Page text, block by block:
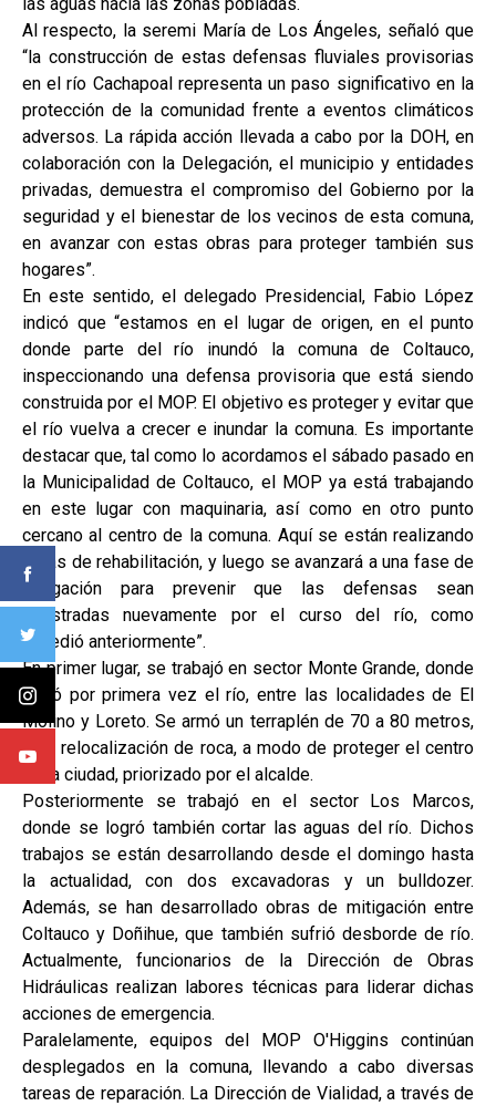
Al respecto, la seremi María de Los Ángeles, señaló que
“la construcción de estas defensas fluviales provisorias
en el río Cachapoal representa un paso significativo en la
protección de la comunidad frente a eventos climáticos
adversos. La rápida acción llevada a cabo por la DOH, en
colaboración con la Delegación, el municipio y entidades
privadas, demuestra el compromiso del Gobierno por la
seguridad y el bienestar de los vecinos de esta comuna,
en avanzar con estas obras para proteger también sus
hogares”.
En este sentido, el delegado Presidencial, Fabio López
indicó que “estamos en el lugar de origen, en el punto
donde parte del río inundó la comuna de Coltauco,
inspeccionando una defensa provisoria que está siendo
construida por el MOP. El objetivo es proteger y evitar que
el río vuelva a crecer e inundar la comuna. Es importante
destacar que, tal como lo acordamos el sábado pasado en
la Municipalidad de Coltauco, el MOP ya está trabajando
en este lugar con maquinaria, así como en otro punto
cercano al centro de la comuna. Aquí se están realizando
obras de rehabilitación, y luego se avanzará a una fase de
mitigación para prevenir que las defensas sean
arrastradas nuevamente por el curso del río, como
sucedió anteriormente”.
En primer lugar, se trabajó en sector Monte Grande, donde
entró por primera vez el río, entre las localidades de El
Molino y Loreto. Se armó un terraplén de 70 a 80 metros,
para relocalización de roca, a modo de proteger el centro
de la ciudad, priorizado por el alcalde.
Posteriormente se trabajó en el sector Los Marcos,
donde se logró también cortar las aguas del río. Dichos
trabajos se están desarrollando desde el domingo hasta
la actualidad, con dos excavadoras y un bulldozer.
Además, se han desarrollado obras de mitigación entre
Coltauco y Doñihue, que también sufrió desborde de río.
Actualmente, funcionarios de la Dirección de Obras
Hidráulicas realizan labores técnicas para liderar dichas
acciones de emergencia.
Paralelamente, equipos del MOP O'Higgins continúan
desplegados en la comuna, llevando a cabo diversas
tareas de reparación. La Dirección de Vialidad, a través de